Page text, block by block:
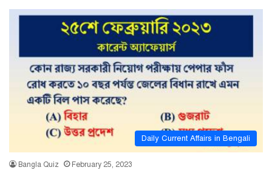
Daily Current Affairs in Bengali
Bangla Quiz February 25, 2023